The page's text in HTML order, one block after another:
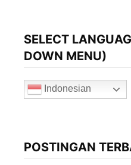
SELECT
DOWN MENU)
Indonesian
POSTINGAN